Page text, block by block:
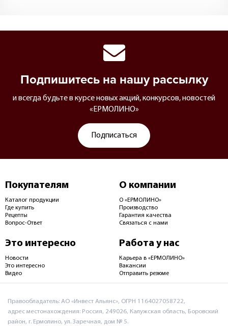
Подпишитесь на нашу рассылку
и всегда будьте в курсе новых акций, конкурсов, новостей
«ЕРМОЛИНО»
Подписаться
Покупателям
Каталог продукции
Где купить
Рецепты
Вопрос-Ответ
О компании
О «ЕРМОЛИНО»
Производство
Гарантия качества
Связаться с нами
Это интересно
Новости
Это интересно
Видео
Работа у нас
Карьера в «ЕРМОЛИНО»
Вакансии
Отправить резюме
Правообладатель: АО «Инвест Альянс», ОГРН 1164027058722,
адрес местонахождения: Россия, 249026, Калужская область, Боровский
район, г. Ермолино, ул. Заречная, дом № 5.